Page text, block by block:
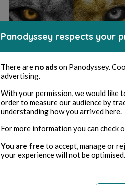
CULTURE 27 min
54. La Légende de Nil.
Jean-Marc Ferry. ...
Panodyssey respects your
There are no adson Panodyssey.
advertising.
With your permission, we would like
order to measure our audience by
understanding how you arrived here.
For more information you can check
You are free to accept, manage or
your experience will not be optimised.